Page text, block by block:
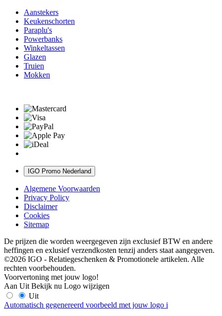
Aanstekers
Keukenschorten
Paraplu's
Powerbanks
Winkeltassen
Glazen
Truien
Mokken
IGO Promo Nederland
Algemene Voorwaarden
Privacy Policy
Disclaimer
Cookies
Sitemap
De prijzen die worden weergegeven zijn exclusief BTW en andere
heffingen en exlusief verzendkosten tenzij anders staat aangegeven.
©2026 IGO - Relatiegeschenken & Promotionele artikelen. Alle
rechten voorbehouden.
Voorvertoning met jouw logo!
Aan Uit Bekijk nu Logo wijzigen
Uit
Automatisch gegenereerd voorbeeld met jouw logo i